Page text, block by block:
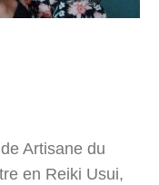
Artisane du
en Reiki Usui,